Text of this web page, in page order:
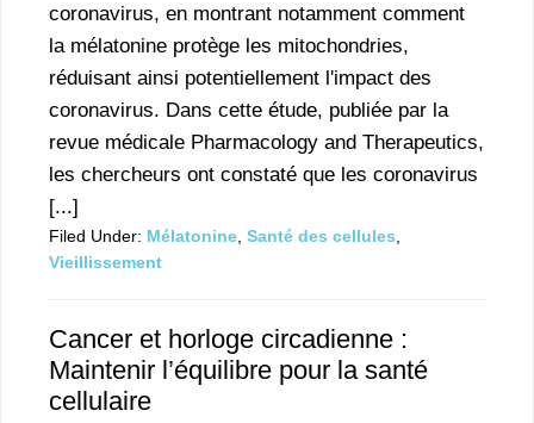
coronavirus, en montrant notamment comment
la mélatonine protège les mitochondries,
réduisant ainsi potentiellement l'impact des
coronavirus. Dans cette étude, publiée par la
revue médicale Pharmacology and Therapeutics,
les chercheurs ont constaté que les coronavirus
[...]
Filed Under: Mélatonine Santé des cellules
Vieillissement
Cancer et horloge circadienne :
Maintenir l’équilibre pour la santé
cellulaire